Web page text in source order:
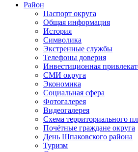
Район
Паспорт округа
Общая информация
История
Символика
Экстренные службы
Телефоны доверия
Инвестиционная
СМИ округа
Экономика
Социальная сфера
Фотогалерея
Видеогалерея
Схема территориального
Почётные граждане округа
День Шпаковского района
Туризм